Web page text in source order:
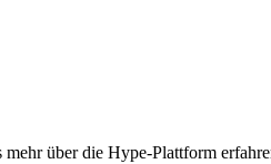
über die Hype-Plattform